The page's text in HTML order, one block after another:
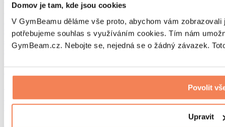
Domov je tam, kde jsou cookies
V GymBeamu děláme vše proto, abychom vám
potřebujeme souhlas s využíváním cookies. Tím nám
GymBeam.cz. Nebojte se, nejedná se o žádný závazek.
Povolit
Upravit
Běh
Bojové sporty
Cyklistika
Jóga a pilates
Otužování
Turistika
Red Light Therapy
Vodní filtry a konvice